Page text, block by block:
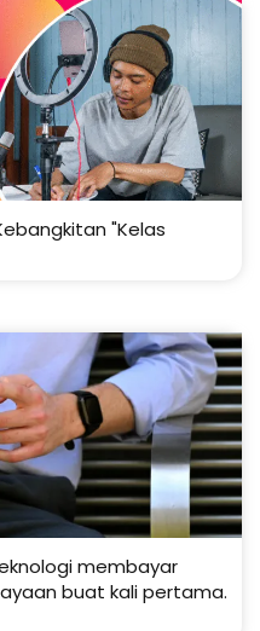
"Kelas
membayar
buat kali pertama.